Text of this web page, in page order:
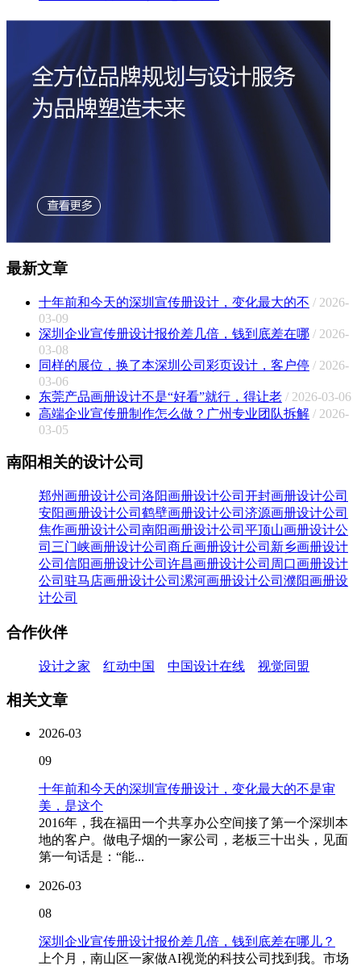
最新文章
十年前和今天的深圳宣传册设计，变化最大的不 / 2026-
03-09
深圳企业宣传册设计报价差几倍，钱到底差在哪 / 2026-
03-08
同样的展位，换了本深圳公司彩页设计，客户停 / 2026-
03-06
东莞产品画册设计不是“好看”就行，得让老 / 2026-03-06
高端企业宣传册制作怎么做？广州专业团队拆解 / 2026-
03-05
南阳相关的设计公司
郑州画册设计公司 洛阳画册设计公司 开封画册设计公司
安阳画册设计公司 鹤壁画册设计公司 济源画册设计公司
焦作画册设计公司 南阳画册设计公司 平顶山画册设计公
司 三门峡画册设计公司 商丘画册设计公司 新乡画册设计
公司 信阳画册设计公司 许昌画册设计公司 周口画册设计
公司 驻马店画册设计公司 漯河画册设计公司 濮阳画册设
计公司
合作伙伴
设计之家 红动中国 中国设计在线 视觉同盟
相关文章
2026-03
09
十年前和今天的深圳宣传册设计，变化最大的不是审
美，是这个
2016年，我在福田一个共享办公空间接了第一个深圳本
地的客户。做电子烟的一家公司，老板三十出头，见面
第一句话是：“能...
2026-03
08
深圳企业宣传册设计报价差几倍，钱到底差在哪儿？
上个月，南山区一家做AI视觉的科技公司找到我。市场